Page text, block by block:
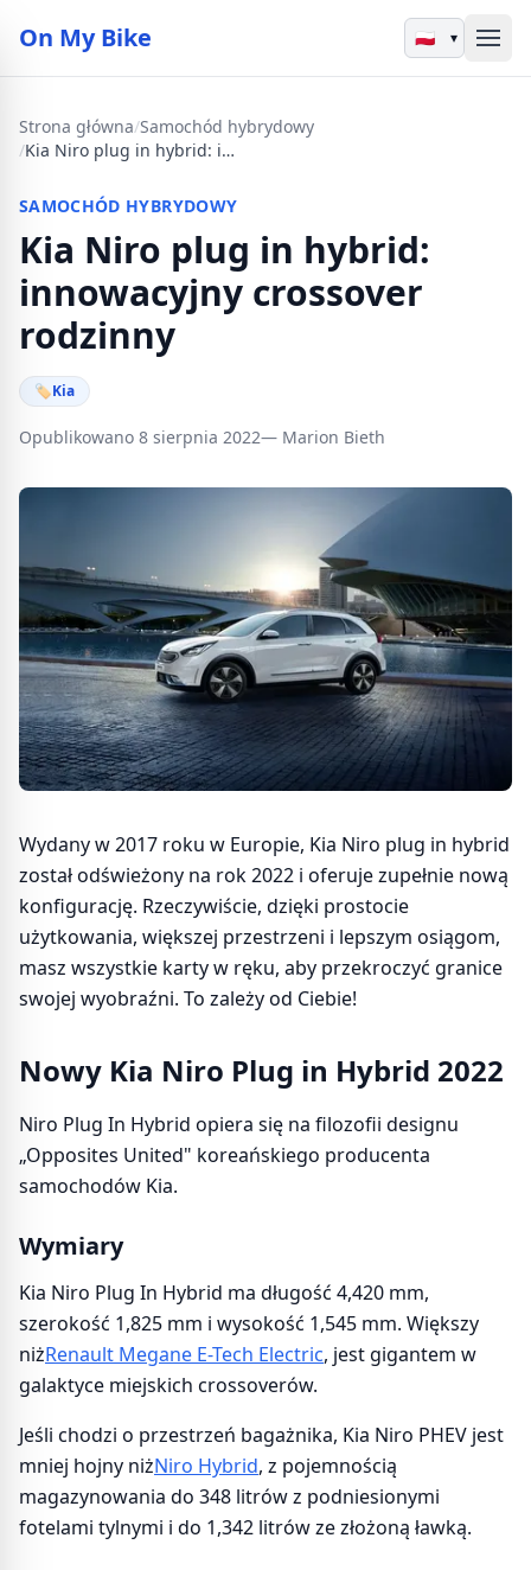
On My Bike ▾
Strona główna/Samochód hybrydowy
/
Kia Niro plug in hybrid: innowacyjny crossover rodzinny
SAMOCHÓD HYBRYDOWY
Kia Niro plug in hybrid:
innowacyjny crossover
rodzinny
🏷Kia
Opublikowano 8 sierpnia 2022— Marion Bieth
Wydany w 2017 roku w Europie, Kia Niro plug in hybrid
został odświeżony na rok 2022 i oferuje zupełnie nową
konfigurację. Rzeczywiście, dzięki prostocie
użytkowania, większej przestrzeni i lepszym osiągom,
masz wszystkie karty w ręku, aby przekroczyć granice
swojej wyobraźni. To zależy od Ciebie!
Nowy Kia Niro Plug in Hybrid 2022
Niro Plug In Hybrid opiera się na filozofii designu
„Opposites United" koreańskiego producenta
samochodów Kia.
Wymiary
Kia Niro Plug In Hybrid ma długość 4,420 mm,
szerokość 1,825 mm i wysokość 1,545 mm. Większy
niżRenault Megane E-Tech Electric, jest gigantem w
galaktyce miejskich crossoverów.
Jeśli chodzi o przestrzeń bagażnika, Kia Niro PHEV jest
mniej hojny niżNiro Hybrid, z pojemnością
magazynowania do 348 litrów z podniesionymi
fotelami tylnymi i do 1,342 litrów ze złożoną ławką.